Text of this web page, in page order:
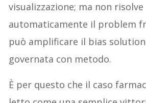
visualizzazione; ma non risolve
automaticamente il problem
può amplificare il bias
governata con metodo.
È per questo che il caso